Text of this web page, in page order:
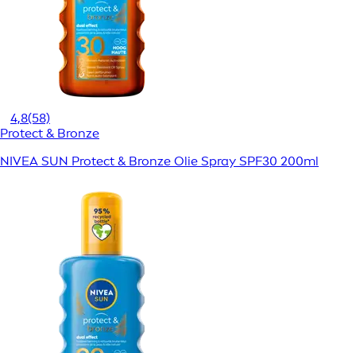
4,8(58)
Protect & Bronze
NIVEA SUN Protect & Bronze Olie Spray SPF30 200ml